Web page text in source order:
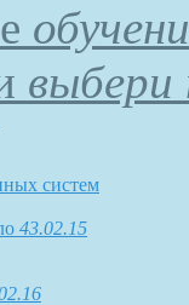
выбери
систем
43.02.15